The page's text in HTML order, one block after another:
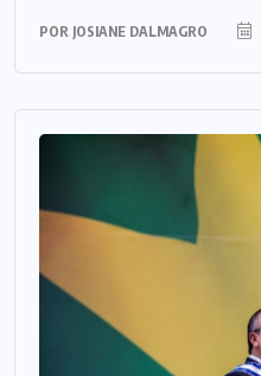
POR JOSIANE DALMAGRO